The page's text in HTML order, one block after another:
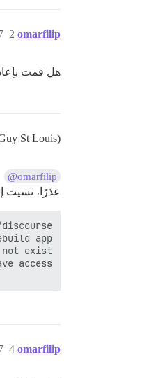
omarfilip 7 نوفمبر 2
هل قمت
St Louis)
@omarfilip
عذرًا، نسيت
omarfilip 7 نوفمبر 4